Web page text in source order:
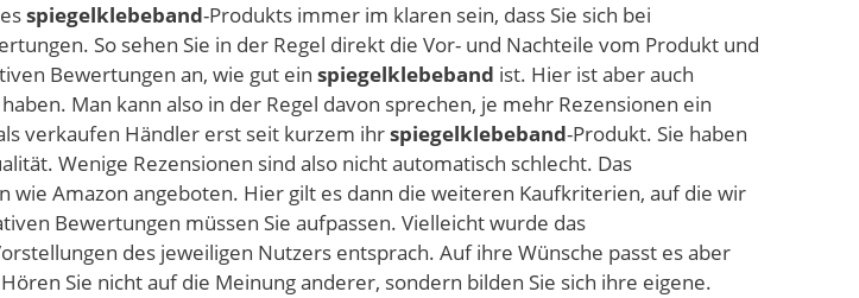
spiegelklebeband-Produkts immer im klaren sein, dass Sie sich bei
So sehen Sie in der Regel direkt die Vor- und Nachteile vom Produkt und
Bewertungen an, wie gut ein spiegelklebeband ist. Hier ist aber auch
Man kann also in der Regel davon sprechen, je mehr Rezensionen ein
verkaufen Händler erst seit kurzem ihrspiegelklebeband-Produkt. Sie haben
Wenige Rezensionen sind also nicht automatisch schlecht. Das
Amazon angeboten. Hier gilt es dann die weiteren Kaufkriterien, auf die wir
Bewertungen müssen Sie aufpassen. Vielleicht wurde das
des jeweiligen Nutzers entsprach. Auf ihre Wünsche passt es aber
Sie nicht auf die Meinung anderer, sondern bilden Sie sich ihre eigene.